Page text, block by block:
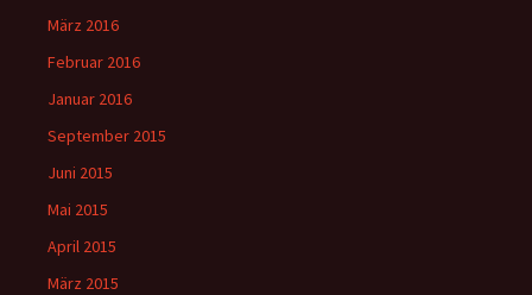
März 2016
Februar 2016
Januar 2016
September 2015
Juni 2015
Mai 2015
April 2015
März 2015